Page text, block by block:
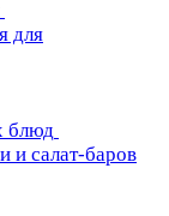
для
блюд
и салат-баров